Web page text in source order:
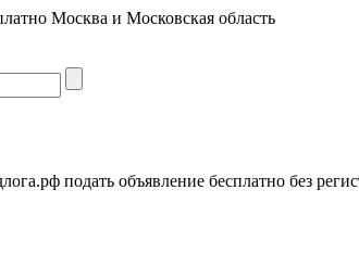
Москва и Московская область
подать объявление бесплатно без